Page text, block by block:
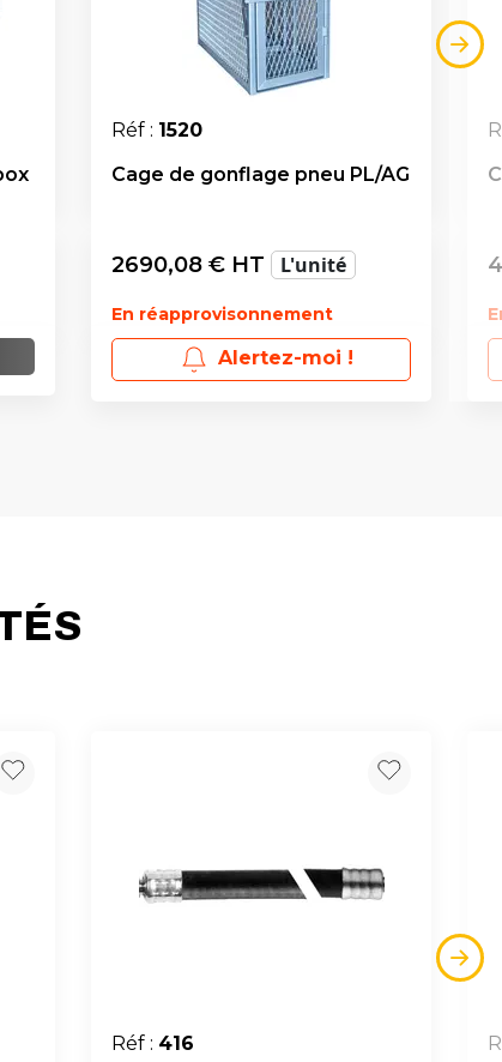
Réf : 1520
Cage de gonflage pneu PL/AG
2690,08 € HT L'unité
En réapprovisonnement
Alertez-moi !
Réf : 416